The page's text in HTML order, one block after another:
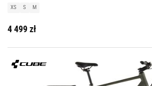
XS S M
4 499 zł